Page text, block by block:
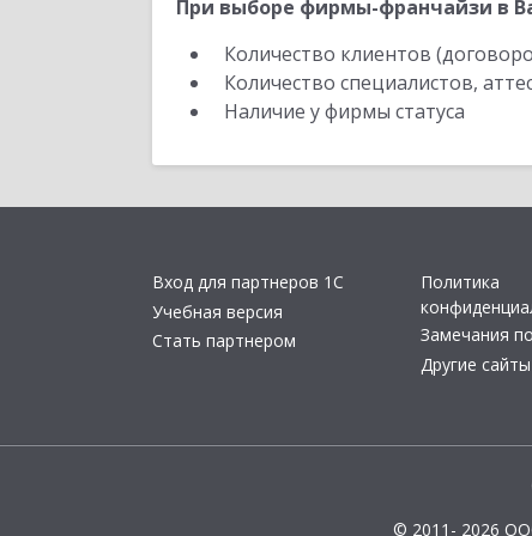
При выборе фирмы-франчайзи в
Количество клиентов
Количество специалистов,
Наличие у фирмы статуса
Вход для партнеров 1С
Учебная версия
Стать партнером
Политика
Замечания
Другие сайты
© 2011- 2026